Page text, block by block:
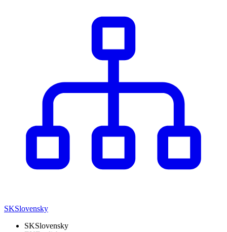
SKSlovensky
SKSlovensky